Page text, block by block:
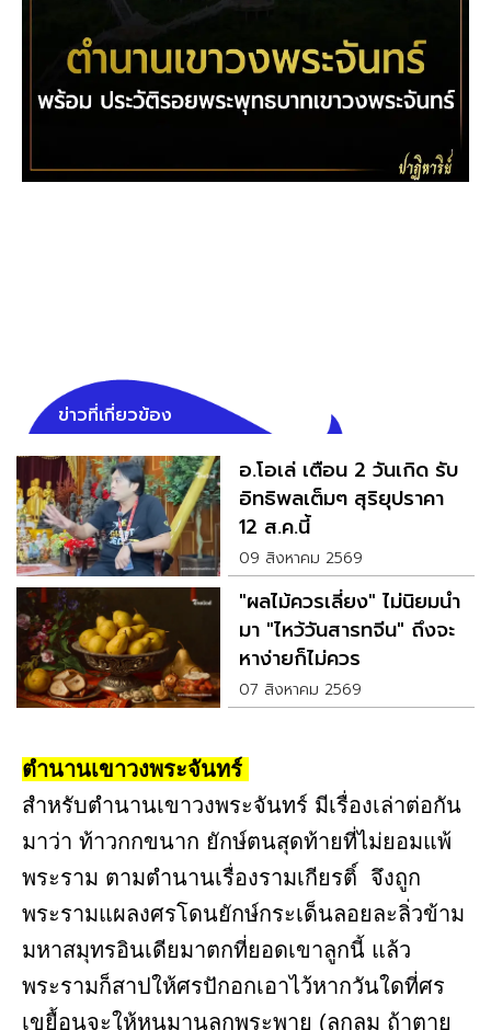
ข่าวที่เกี่ยวข้อง
อ.โอเล่ เตือน 2 วันเกิด รับ
อิทธิพลเต็มๆ สุริยุปราคา
12 ส.ค.นี้
09 สิงหาคม 2569
"ผลไม้ควรเลี่ยง" ไม่นิยมนำ
มา "ไหว้วันสารทจีน" ถึงจะ
หาง่ายก็ไม่ควร
07 สิงหาคม 2569
ตำนานเขาวงพระจันทร์
สำหรับตำนานเขาวงพระจันทร์ มีเรื่องเล่าต่อกัน
มาว่า ท้าวกกขนาก ยักษ์ตนสุดท้ายที่ไม่ยอมแพ้
พระราม ตามตำนานเรื่องรามเกียรติ์ จึงถูก
พระรามแผลงศรโดนยักษ์กระเด็นลอยละลิ่วข้าม
มหาสมุทรอินเดียมาตกที่ยอดเขาลูกนี้ แล้ว
พระรามก็สาปให้ศรปักอกเอาไว้หากวันใดที่ศร
เขยื้อนจะให้หนุมานลูกพระพาย (ลูกลม ถ้าตาย